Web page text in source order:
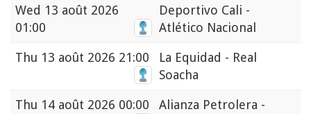
Wed 13 août 2026
01:00
Deportivo Cali -
Atlético Nacional
Thu 13 août 2026 21:00
La Equidad - Real
Soacha
Thu 14 août 2026 00:00
Alianza Petrolera -